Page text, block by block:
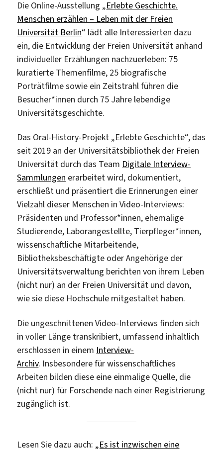
Die Online-Ausstellung „Erlebte Geschichte.
Menschen erzählen – Leben mit der Freien
Universität Berlin“ lädt alle Interessierten dazu
ein, die Entwicklung der Freien Universität anhand
individueller Erzählungen nachzuerleben: 75
kuratierte Themenfilme, 25 biografische
Porträtfilme sowie ein Zeitstrahl führen die
Besucher*innen durch 75 Jahre lebendige
Universitätsgeschichte.
Das Oral-History-Projekt „Erlebte Geschichte“, das
seit 2019 an der Universitätsbibliothek der Freien
Universität durch das Team Digitale Interview-
Sammlungen erarbeitet wird, dokumentiert,
erschließt und präsentiert die Erinnerungen einer
Vielzahl dieser Menschen in Video-Interviews:
Präsidenten und Professor*innen, ehemalige
Studierende, Laborangestellte, Tierpfleger*innen,
wissenschaftliche Mitarbeitende,
Bibliotheksbeschäftigte oder Angehörige der
Universitätsverwaltung berichten von ihrem Leben
(nicht nur) an der Freien Universität und davon,
wie sie diese Hochschule mitgestaltet haben.
Die ungeschnittenen Video-Interviews finden sich
in voller Länge transkribiert, umfassend inhaltlich
erschlossen in einem Interview-
Archiv. Insbesondere für wissenschaftliches
Arbeiten bilden diese eine einmalige Quelle, die
(nicht nur) für Forschende nach einer Registrierung
zugänglich ist.
Lesen Sie dazu auch: „Es ist inzwischen eine